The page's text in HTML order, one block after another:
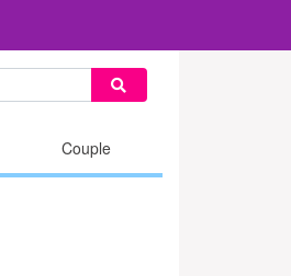
Couple